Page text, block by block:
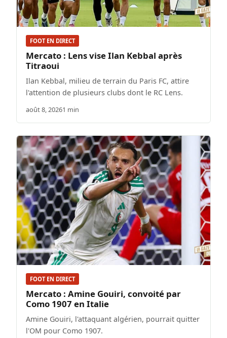
FOOT EN DIRECT
Mercato : Lens vise Ilan Kebbal après
Titraoui
Ilan Kebbal, milieu de terrain du Paris FC, attire
l'attention de plusieurs clubs dont le RC Lens.
août 8, 20261 min
FOOT EN DIRECT
Mercato : Amine Gouiri, convoité par
Como 1907 en Italie
Amine Gouiri, l'attaquant algérien, pourrait quitter
l'OM pour Como 1907.